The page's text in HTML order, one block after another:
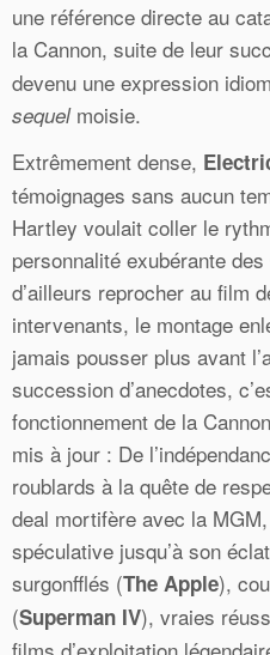
une référence directe au
la Cannon, suite de leur
devenu une expression
sequelmoisie.
Extrêmement dense,
témoignages sans aucun
Hartley voulait coller le
personnalité exubérante
d’ailleurs reprocher au film
intervenants, le montage
jamais pousser plus avant
succession d’anecdotes,
fonctionnement de la
mis à jour : De
roublards à la quête de
deal mortifère avec la
spéculative jusqu’à son
surgonfflés (The Apple),
(Superman IV), vraies